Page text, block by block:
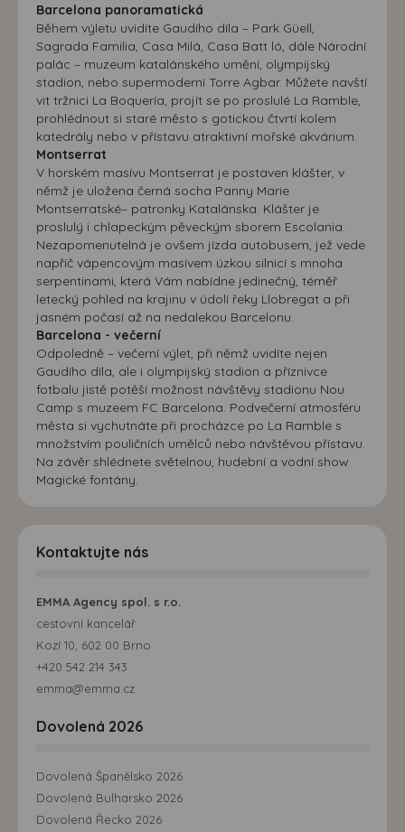
Barcelona panoramatická
Během výletu uvidíte Gaudího díla – Park Güell,
Sagrada Familia, Casa Milá, Casa Batt ló, dále Národní
palác – muzeum katalánského umění, olympijský
stadion, nebo supermoderní Torre Agbar. Můžete navští
vit tržnici La Boquería, projít se po proslulé La Ramble,
prohlédnout si staré město s gotickou čtvrtí kolem
katedrály nebo v přístavu atraktivní mořské akvárium.
Montserrat
V horském masívu Montserrat je postaven klášter, v
němž je uložena černá socha Panny Marie
Montserratské– patronky Katalánska. Klášter je
proslulý i chlapeckým pěveckým sborem Escolania.
Nezapomenutelná je ovšem jízda autobusem, jež vede
napříč vápencovým masívem úzkou silnicí s mnoha
serpentinami, která Vám nabídne jedinečný, téměř
letecký pohled na krajinu v údolí řeky Llobregat a při
jasném počasí až na nedalekou Barcelonu.
Barcelona - večerní
Odpoledně – večerní výlet, při němž uvidíte nejen
Gaudího díla, ale i olympijský stadion a příznivce
fotbalu jistě potěší možnost návštěvy stadionu Nou
Camp s muzeem FC Barcelona. Podvečerní atmosféru
města si vychutnáte při procházce po La Ramble s
množstvím pouličních umělců nebo návštěvou přístavu.
Na závěr shlédnete světelnou, hudební a vodní show
Magické fontány.
Kontaktujte nás
EMMA Agency spol. s r.o.
cestovní kancelář
Kozí 10, 602 00 Brno
+420 542 214 343
emma@emma.cz
Dovolená 2026
Dovolená Španělsko 2026
Dovolená Bulharsko 2026
Dovolená Řecko 2026